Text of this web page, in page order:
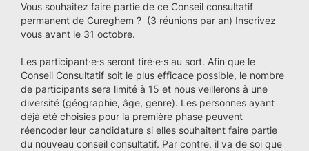
Vous souhaitez faire partie de ce Conseil consultatif
permanent de Cureghem ? (3 réunions par an) Inscrivez
vous avant le 31 octobre.
Les participant·e·s seront tiré·e·s au sort. Afin que le
Conseil Consultatif soit le plus efficace possible, le nombre
de participants sera limité à 15 et nous veillerons à une
diversité (géographie, âge, genre). Les personnes ayant
déjà été choisies pour la première phase peuvent
réencoder leur candidature si elles souhaitent faire partie
du nouveau conseil consultatif. Par contre, il va de soi que